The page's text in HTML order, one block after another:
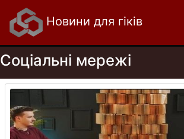
Новини для гіків
Соціальні мережі